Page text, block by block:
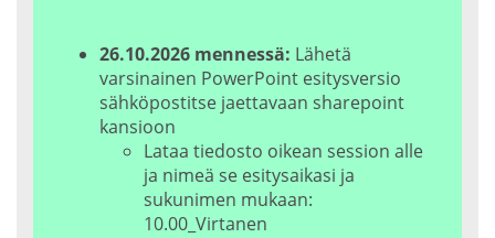
26.10.2026 mennessä: Lähetä
varsinainen PowerPoint esitysversio
sähköpostitse jaettavaan sharepoint
kansioon
Lataa tiedosto oikean session alle
ja nimeä se esitysaikasi ja
sukunimen mukaan:
10.00_Virtanen